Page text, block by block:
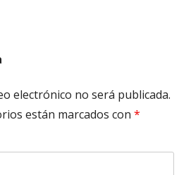
electrónico no será publicada.
están marcados con *